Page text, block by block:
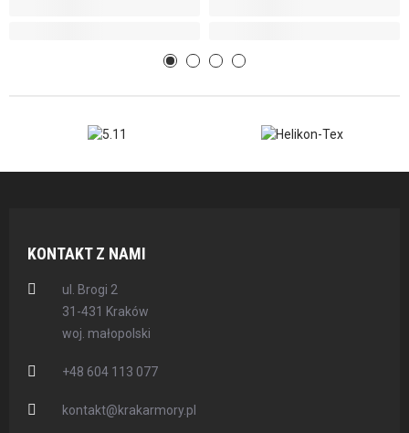
KONTAKT Z NAMI
ul. Brogi 2
31-431 Kraków
woj. małopolski
+48 604 113 077
kontakt@krakarmory.pl